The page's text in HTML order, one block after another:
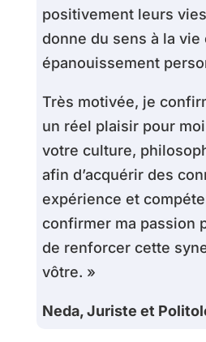
positivement leurs vies
donne du sens à la vie
épanouissement
Très motivée, je
un réel plaisir pour
votre culture,
afin d’acquérir des
expérience et
confirmer ma passion
de renforcer cette
vôtre. »
Neda, Juriste et